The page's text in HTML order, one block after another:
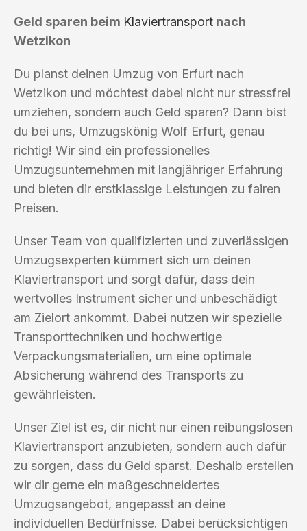
Geld sparen beim Klaviertransport nach
Wetzikon
Du planst deinen Umzug von Erfurt nach
Wetzikon und möchtest dabei nicht nur stressfrei
umziehen, sondern auch Geld sparen? Dann bist
du bei uns, Umzugskönig Wolf Erfurt, genau
richtig! Wir sind ein professionelles
Umzugsunternehmen mit langjähriger Erfahrung
und bieten dir erstklassige Leistungen zu fairen
Preisen.
Unser Team von qualifizierten und zuverlässigen
Umzugsexperten kümmert sich um deinen
Klaviertransport und sorgt dafür, dass dein
wertvolles Instrument sicher und unbeschädigt
am Zielort ankommt. Dabei nutzen wir spezielle
Transporttechniken und hochwertige
Verpackungsmaterialien, um eine optimale
Absicherung während des Transports zu
gewährleisten.
Unser Ziel ist es, dir nicht nur einen reibungslosen
Klaviertransport anzubieten, sondern auch dafür
zu sorgen, dass du Geld sparst. Deshalb erstellen
wir dir gerne ein maßgeschneidertes
Umzugsangebot, angepasst an deine
individuellen Bedürfnisse. Dabei berücksichtigen